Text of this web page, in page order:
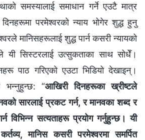
समस्यालाई समाधान गर्ने एउटै मात्र
परमेश्वरको न्याय भोगेर शुद्ध हुनु
मानिसहरूलाई शुद्ध पार्न कसरी न्यायको
यी सिस्टरलाई उत्सुकताका साथ सोधेँ।
पाठ गरिएको एउटा भिडियो देखाइन्।
भन्नुहुन्छ: “आखिरी दिनहरूका ख्रीष्टले
सारलाई प्रकट गर्न, र मानवका शब्द र
विभिन्न सत्यताहरू प्रयोग गर्नुहुन्छ। यी
मानिस कसरी परमेश्‍वरमा समर्पित